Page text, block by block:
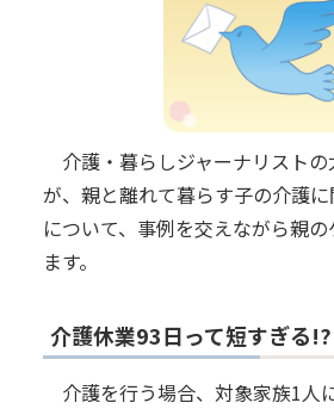
介護・暮らしジャーナリスト
が、親と離れて暮らす子の介護
について、事例を交えながら親
ます。
介護休業93日って短すぎる!?
介護を行う場合、対象家族1人